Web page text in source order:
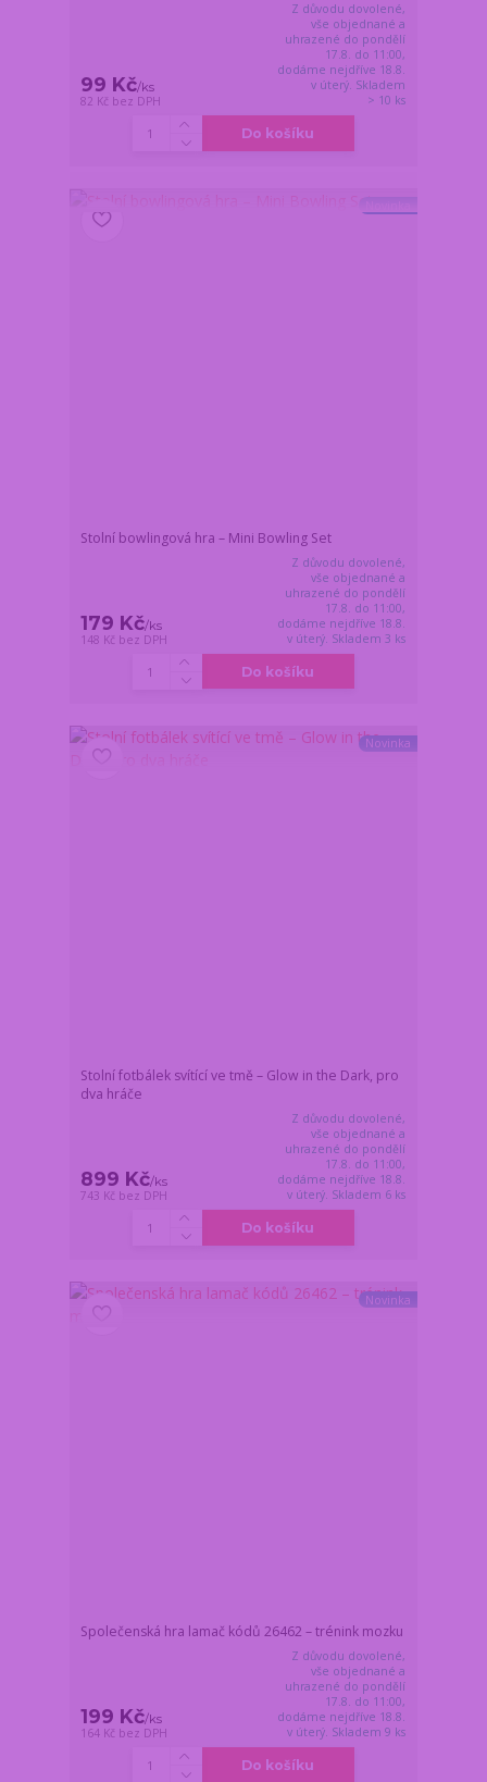
99 Kč/ks
82 Kč bez DPH
Z důvodu dovolené,
vše objednané a
uhrazené do pondělí
17.8. do 11:00,
dodáme nejdříve 18.8.
v úterý. Skladem
> 10 ks
Do košíku
Stolní bowlingová hra – Mini Bowling Set
179 Kč/ks
148 Kč bez DPH
Z důvodu dovolené,
vše objednané a
uhrazené do pondělí
17.8. do 11:00,
dodáme nejdříve 18.8.
v úterý. Skladem 3 ks
Do košíku
Novinka
Stolní fotbálek svítící ve tmě – Glow in the Dark, pro
dva hráče
899 Kč/ks
743 Kč bez DPH
Z důvodu dovolené,
vše objednané a
uhrazené do pondělí
17.8. do 11:00,
dodáme nejdříve 18.8.
v úterý. Skladem 6 ks
Do košíku
Novinka
Společenská hra lamač kódů 26462 – trénink mozku
199 Kč/ks
164 Kč bez DPH
Z důvodu dovolené,
vše objednané a
uhrazené do pondělí
17.8. do 11:00,
dodáme nejdříve 18.8.
v úterý. Skladem 9 ks
Do košíku